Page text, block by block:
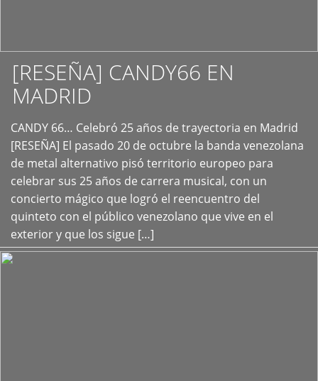
[RESEÑA] CANDY66 EN
MADRID
CANDY 66… Celebró 25 años de trayectoria en Madrid
[RESEÑA] El pasado 20 de octubre la banda venezolana
de metal alternativo pisó territorio europeo para
celebrar sus 25 años de carrera musical, con un
concierto mágico que logró el reencuentro del
quinteto con el público venezolano que vive en el
exterior y que los sigue […]
+